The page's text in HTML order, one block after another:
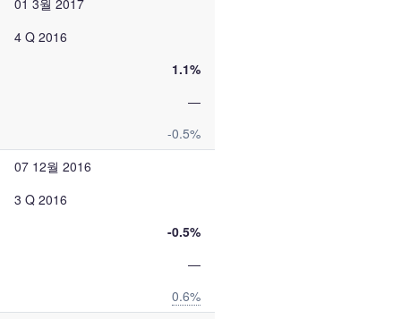
01 3월 2017
4 Q 2016
1.1%
—
-0.5%
07 12월 2016
3 Q 2016
-0.5%
—
0.6%